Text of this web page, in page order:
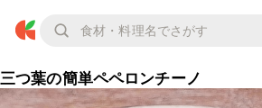
三つ葉の簡単ペペロンチーノ